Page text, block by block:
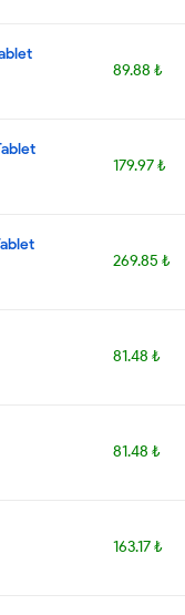
89.88 ₺
179.97 ₺
269.85 ₺
81.48 ₺
81.48 ₺
163.17 ₺